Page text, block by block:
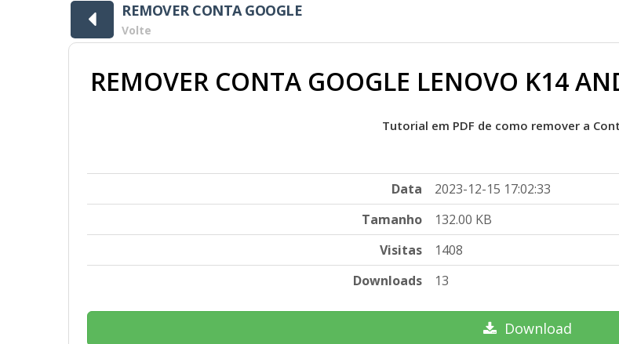
REMOVER CONTA GOOGLE
Volte
REMOVER CONTA GOOGLE LENOVO K14
Tutorial em PDF de como remover a
Data
2023-12-15 17:02:33
Tamanho
132.00 KB
Visitas
1408
Downloads
13
Download